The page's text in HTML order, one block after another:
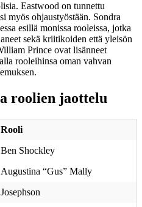
Eastwood on tunnettu
myös ohjaustyöstään. Sondra
esillä monissa rooleissa, jotka
sekä kriitikoiden että yleisön
Prince ovat lisänneet
rooleihinsa oman vahvan
roolien jaottelu
Rooli
Ben Shockley
Augustina “Gus” Mally
Josephson